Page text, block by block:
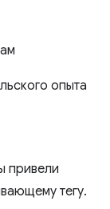
опыта
привели
тегу.